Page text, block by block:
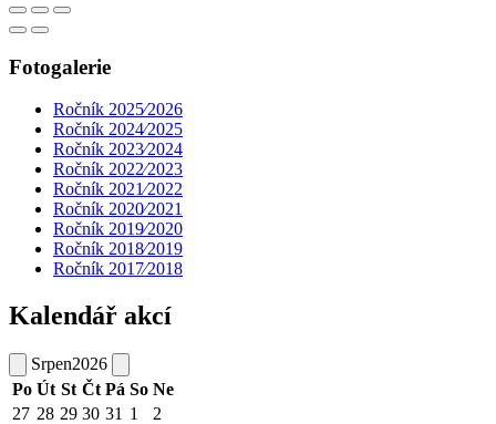
Fotogalerie
Ročník 2025⁄2026
Ročník 2024⁄2025
Ročník 2023⁄2024
Ročník 2022⁄2023
Ročník 2021⁄2022
Ročník 2020⁄2021
Ročník 2019⁄2020
Ročník 2018⁄2019
Ročník 2017⁄2018
Kalendář akcí
Srpen2026
Po Út St Čt Pá So Ne
27 28 29 30 31 1
2